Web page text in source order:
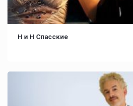
Н и Н Спасские